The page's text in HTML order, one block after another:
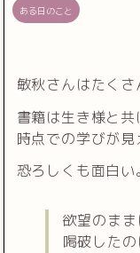
ある日のこと
敏秋さんはたく
書籍は生き様と
時点での学びが見
恐ろしくも面白い
欲望のま
喝破したの